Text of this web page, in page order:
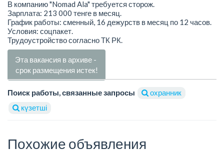
В компанию "Nomad Ala" требуется сторож.
Зарплата: 213 000 тенге в месяц.
График работы: сменный, 16 дежурств в месяц по 12 часов.
Условия: соцпакет.
Трудоустройство согласно ТК РК.
Эта вакансия в архиве -
срок размещения истек!
Поиск работы, связанные запросы
охранник
күзетші
Похожие объявления